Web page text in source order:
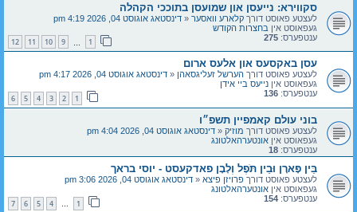
סקווירא: נייעסן און שמועסן בתוככי הקהלה
לעצטע פאוסט דורך קלארע וואסער « דינסטאג אוגוסט 04, 2026 4:19 pm
געפאוסט אין בחצרות הקודש
ענטפערס: 275
1
9
10
11
12
עסן באקסעס און אלעס ארום
לעצטע פאוסט דורך הערשל זעליגסאהן « דינסטאג אוגוסט 04, 2026 4:17 pm
געפאוסט אין נייעס ביי אידן
ענטפערס: 136
1
2
3
4
5
6
בוני עולם קאמפיין תשפ״ו
לעצטע פאוסט דורך מוזיק « דינסטאג אוגוסט 04, 2026 4:04 pm
געפאוסט אין אונטערהאלטונג
ענטפערס: 18
בֵּין פָּארָן וּבֵין תֹּפֶל וְלָבָן פאדקעסט - יוסי בראך
לעצטע פאוסט דורך פרויזן פיצא « דינסטאג אוגוסט 04, 2026 3:06 pm
געפאוסט אין אונטערהאלטונג
ענטפערס: 154
1
…
4
5
6
7